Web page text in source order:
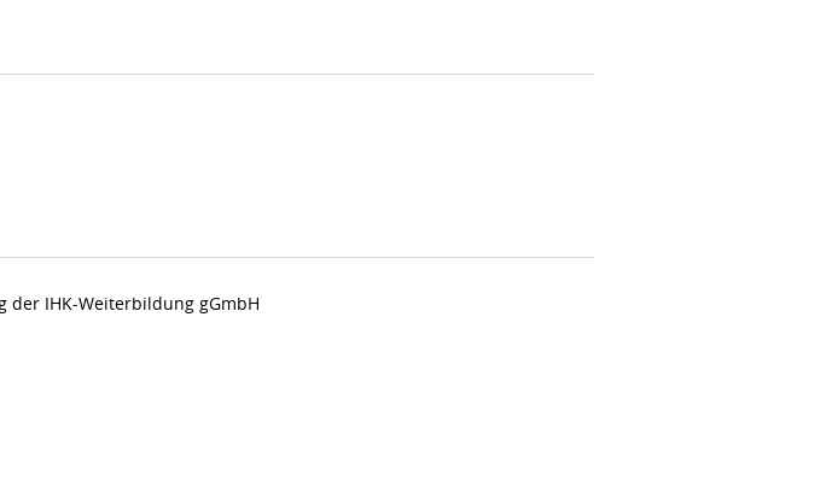
der IHK-Weiterbildung gGmbH